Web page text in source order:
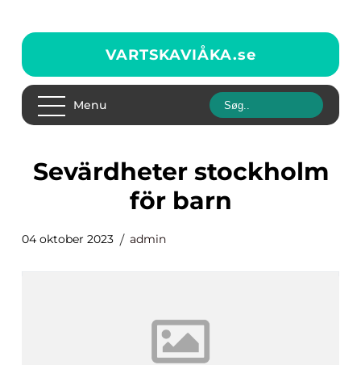
VARTSKAVIÅKA.se
Menu
sevärdheter stockholm
för barn
04 oktober 2023 admin